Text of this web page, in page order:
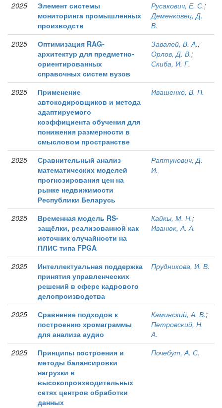
2025
Элемент системы
мониторинга промышленных
производств
Русакович, Е. С.;
Деменковец, Д.
В.
2025
Оптимизация RAG-
архитектур для предметно-
ориентированных
справочных систем вузов
Завалей, В. А.;
Орлов, Д. В.;
Скиба, И. Г.
2025
Применение
автокодировщиков и метода
адаптируемого
коэффициента обучения для
понижения размерности в
смысловом пространстве
Ивашенко, В. П.
2025
Сравнительный анализ
математических моделей
прогнозирования цен на
рынке недвижимости
Республики Беларусь
Раптунович, Д.
И.
2025
Временная модель RS-
защёлки, реализованной как
источник случайности на
ПЛИС типа FPGA
Кайкы, М. Н.;
Иванюк, А. А.
2025
Интеллектуальная поддержка
принятия управленческих
решений в сфере кадрового
делопроизводства
Прудникова, И. В.
2025
Сравнение подходов к
построению хромаграммы
для анализа аудио
Каминский, А. В.;
Петровский, Н.
А.
2025
Принципы построения и
методы балансировки
нагрузки в
высокопроизводительных
сетях центров обработки
данных
Почебут, А. С.